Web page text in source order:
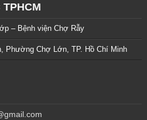
TPHCM
– Bệnh viện Chợ Rẫy
Phường Chợ Lớn, TP. Hồ Chí Minh